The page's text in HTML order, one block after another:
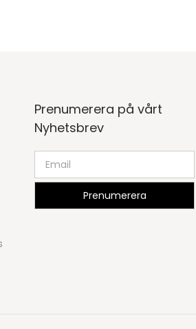
Prenumerera på vårt
Nyhetsbrev